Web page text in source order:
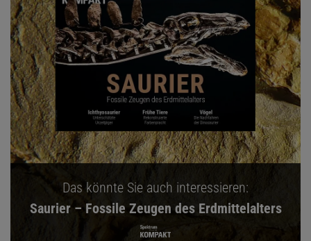
Das könnte Sie auch interessieren:
Saurier – Fossile Zeugen des Erdmittelalters